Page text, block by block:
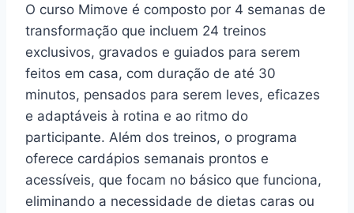
O curso Mimove é composto por 4 semanas de
transformação que incluem 24 treinos
exclusivos, gravados e guiados para serem
feitos em casa, com duração de até 30
minutos, pensados para serem leves, eficazes
e adaptáveis à rotina e ao ritmo do
participante. Além dos treinos, o programa
oferece cardápios semanais prontos e
acessíveis, que focam no básico que funciona,
eliminando a necessidade de dietas caras ou